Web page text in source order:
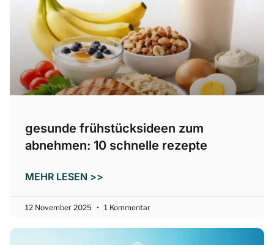
gesunde frühstücksideen zum
abnehmen: 10 schnelle rezepte
MEHR LESEN >>
12 November 2025 1 Kommentar